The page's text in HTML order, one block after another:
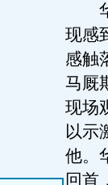
华
现感
感触
马厩
现场
以示
他。
回首